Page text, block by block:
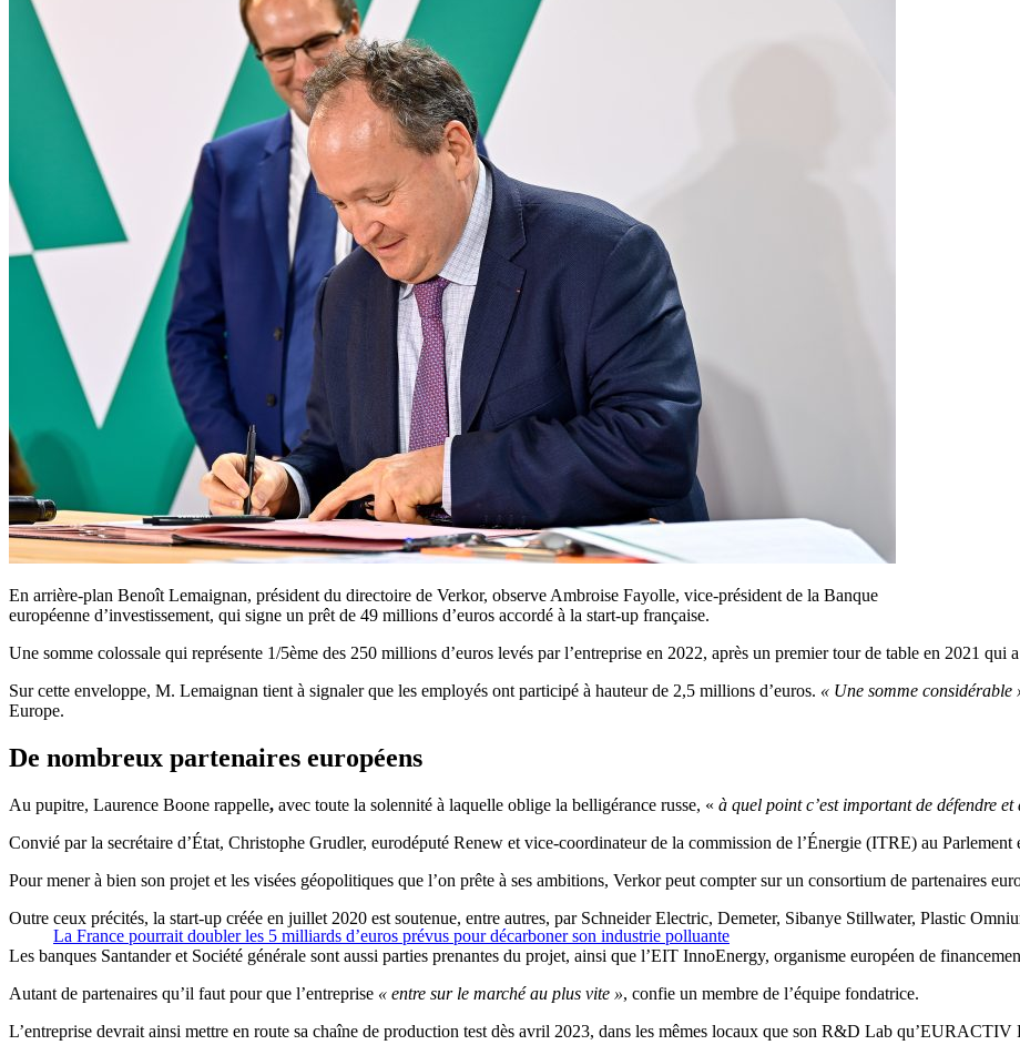
En arrière-plan Benoît Lemaignan, président du directoire de Verkor, observe Ambroise Fayolle, vice-président de la Banque
européenne d’investissement, qui signe un prêt de 49 millions d’euros accordé à la start-up française.
Une somme colossale qui représente 1/5ème des 250 millions d’euros levés par l’entreprise en 2022, après un premier tour de table en 2021 qui
Sur cette enveloppe, M. Lemaignan tient à signaler que les employés ont participé à hauteur de 2,5 millions d’euros. « Une somme considérable
Europe.
De nombreux partenaires européens
Au pupitre, Laurence Boone rappelle, avec toute la solennité à laquelle oblige la belligérance russe, « à quel point c’est important de défendre
Convié par la secrétaire d’État, Christophe Grudler, eurodéputé Renew et vice-coordinateur de la commission de l’Énergie (ITRE) au
Pour mener à bien son projet et les visées géopolitiques que l’on prête à ses ambitions, Verkor peut compter sur un consortium de partenaires
La France pourrait doubler les 5 milliards d’euros prévus pour décarboner son industrie polluante
Outre ceux précités, la start-up créée en juillet 2020 est soutenue, entre autres, par Schneider Electric, Demeter, Sibanye Stillwater, Plastic
Les banques Santander et Société générale sont aussi parties prenantes du projet, ainsi que l’EIT InnoEnergy, organisme européen de
Autant de partenaires qu’il faut pour que l’entreprise « entre sur le marché au plus vite », confie un membre de l’équipe fondatrice.
L’entreprise devrait ainsi mettre en route sa chaîne de production test dès avril 2023, dans les mêmes locaux que son R&D Lab qu’EURACTIV